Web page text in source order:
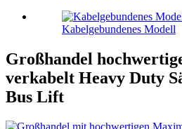
Kabelgebundenes Modell
Großhandel
verkabelt Heavy Duty
Bus Lift